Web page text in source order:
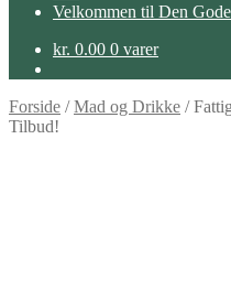
Velkommen til Den
kr. 0.00 0 varer
Forside /Mad og Drikke /
Tilbud!